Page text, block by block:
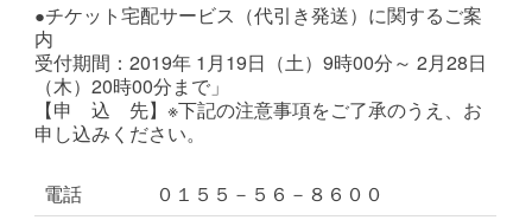
●チケット宅配サービス（代引き発送）に関するご案
内
受付期間：2019年 1月19日（土）9時00分～ 2月28日
（木）20時00分まで」
【申 込 先】※下記の注意事項をご了承のうえ、お
申し込みください。
電話
０１５５－５６－８６００